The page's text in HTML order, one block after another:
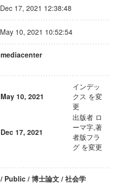
Dec 17, 2021 12:38:48
May 10, 2021 10:52:54
mediacenter
May 10, 2021
インデッ
クス を変
更
Dec 17, 2021
出版者 ロ
ーマ字,著
者版フラ
グ を変更
/ Public / 博士論文 / 社会学